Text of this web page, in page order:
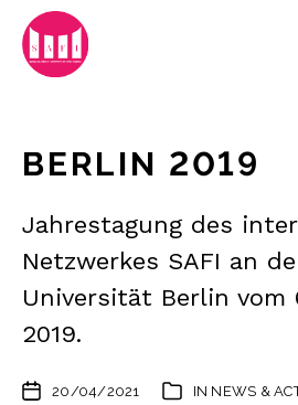
BERLIN 2019
Jahrestagung des
Netzwerkes SAFI an
Universität Berlin vom
2019.
20/04/2021 IN NEWS &